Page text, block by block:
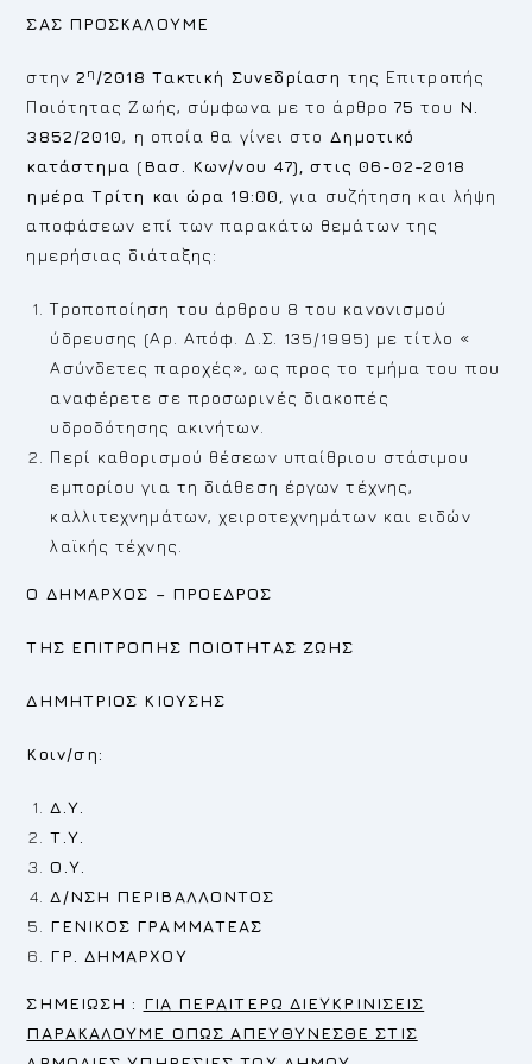
ΣΑΣ ΠΡΟΣΚΑΛΟΥΜΕ
στην 2 η /2018 Τακτική Συνεδρίαση της Επιτροπής
Ποιότητας Ζωής, σύμφωνα με το άρθρο75του Ν.
3852/2010, η οποία θα γίνει στο Δημοτικό
κατάστημα (Βασ. Κων/νου 47), στις 06-02-2018
ημέρα Τρίτη και ώρα 19:00,
για συζήτηση και λήψη
αποφάσεων επί των παρακάτω θεμάτων της
ημερήσιας διάταξης:
Τροποποίηση του άρθρου 8 του κανονισμού
ύδρευσης (Αρ. Απόφ. Δ.Σ. 135/1995) με τίτλο «
Ασύνδετες παροχές», ως προς το τμήμα του που
αναφέρετε σε προσωρινές διακοπές
υδροδότησης ακινήτων.
Περί καθορισμού θέσεων υπαίθριου στάσιμου
εμπορίου για τη διάθεση έργων τέχνης,
καλλιτεχνημάτων, χειροτεχνημάτων και ειδών
λαϊκής τέχνης.
Ο ΔΗΜΑΡΧΟΣ – ΠΡΟΕΔΡΟΣ
ΤΗΣ ΕΠΙΤΡΟΠΗΣ ΠΟΙΟΤΗΤΑΣ ΖΩΗΣ
ΔΗΜΗΤΡΙΟΣ ΚΙΟΥΣΗΣ
Κοιν/ση:
Δ.Υ.
Τ.Υ.
Ο.Υ.
Δ/ΝΣΗ ΠΕΡΙΒΑΛΛΟΝΤΟΣ
ΓΕΝΙΚΟΣ ΓΡΑΜΜΑΤΕΑΣ
ΓΡ. ΔΗΜΑΡΧΟΥ
ΣΗΜΕΙΩΣΗ : ΓΙΑ ΠΕΡΑΙΤΕΡΩ ΔΙΕΥΚΡΙΝΙΣΕΙΣ
ΠΑΡΑΚΑΛΟΥΜΕ ΟΠΩΣ ΑΠΕΥΘΥΝΕΣΘΕ ΣΤΙΣ